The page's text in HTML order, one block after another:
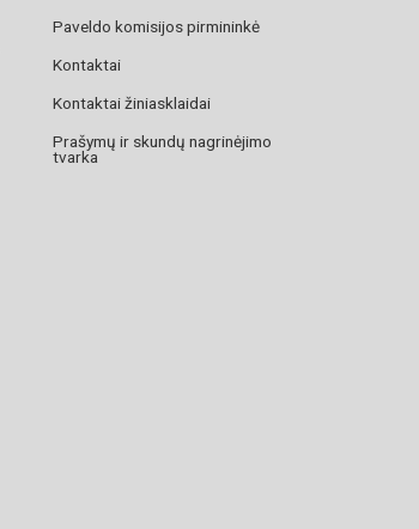
Paveldo komisijos pirmininkė
Kontaktai
Kontaktai žiniasklaidai
Prašymų ir skundų nagrinėjimo
tvarka